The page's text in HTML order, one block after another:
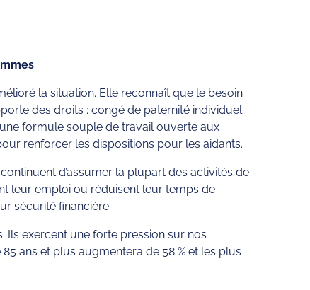
la situation. Elle reconnaît que le besoin
des droits : congé de paternité individuel
formule souple de travail ouverte aux
renforcer les dispositions pour les aidants.
d’assumer la plupart des activités de
leur emploi ou réduisent leur temps de
sécurité financière.
Ils exercent une forte pression sur nos
ans et plus augmentera de 58 % et les plus